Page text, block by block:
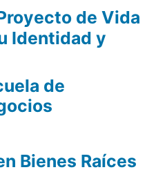
de Vida
Identidad y
de
Bienes Raíces